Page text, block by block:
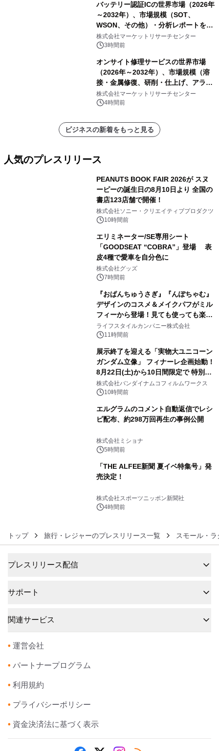
バッテリー認証ICの世界市場（2026年
～2032年）、市場規模（SOT、
WSON、その他）・分析レポートを発
表
株式会社マーケットリサーチセンター
3時間前
オンサイト修理サービスの世界市場
（2026年～2032年）、市場規模（溶
接・金属修復、研削・仕上げ、アライ
メント、その他）・分析レポートを発
表
株式会社マーケットリサーチセンター
4時間前
ビジネスの新着をもっと見る
人気のプレスリリース
PEANUTS BOOK FAIR 2026が スヌ
ーピーの誕生日の8月10日より 全国の
書店123店舗で開催！
株式会社ソニー・クリエイティブプロダクツ
10時間前
エリミネーター/SE専用シート
「GOODSEAT “COBRA”」登場 表
皮4種で愛車を自分色に
株式会社グッズ
7時間前
『おぱんちゅうさぎ』『んぽちゃむ』
デザインのコスメ＆メイクパフがミル
フィーから登場！見ても使っても楽し
い、ポップでキュートなコレクショ
ン。
ライフスタイルカンパニー株式会社
11時間前
展示終了を迎える「実物大ユニコーン
ガンダム立像」 フィナーレ企画始動！
8月22日(土)から10日間限定で 特別映
像『UNICORN GUNDAM Statue ―
BEYOND POSSIBILITY ―』を上映！
株式会社バンダイナムコフィルムワークス
10時間前
エルグラムのコメント自動返信でレシ
ピ配布、約298万回再生の事例公開
株式会社ミショナ
5時間前
「THE ALFEE新聞 夏イベ特集号」発
売決定！
株式会社スポーツニッポン新聞社
4時間前
トップ 旅行・レジャーのプレスリリース一覧 スモール・
プレスリリース配信
サポート
関連サービス
• 運営会社
• パートナープログラム
• 利用規約
• プライバシーポリシー
• 資金決済法に基づく表示